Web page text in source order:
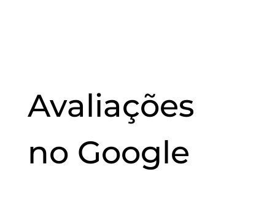
Avaliações
no Google